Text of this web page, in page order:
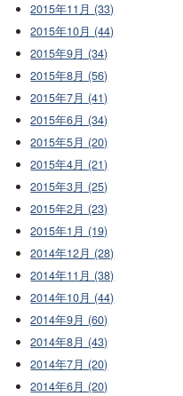
2015年11月 (33)
2015年10月 (44)
2015年9月 (34)
2015年8月 (56)
2015年7月 (41)
2015年6月 (34)
2015年5月 (20)
2015年4月 (21)
2015年3月 (25)
2015年2月 (23)
2015年1月 (19)
2014年12月 (28)
2014年11月 (38)
2014年10月 (44)
2014年9月 (60)
2014年8月 (43)
2014年7月 (20)
2014年6月 (20)